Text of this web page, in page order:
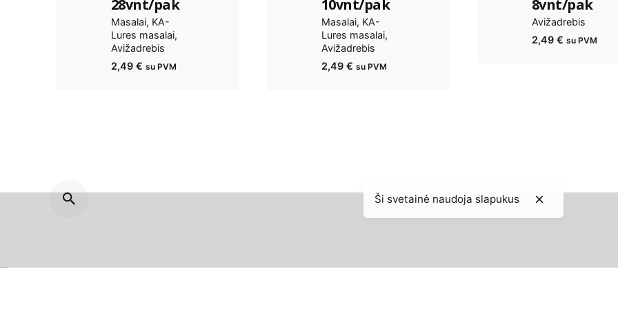
28vnt/pak
Masalai KA-
Lures masalai
Avižadrebis
2,49 € su PVM
10vnt/pak
Masalai KA-
Lures masalai
Avižadrebis
2,49 € su PVM
8vnt/pak
Avižadrebis
2,49 € su PVM
Ši svetainė naudoja slapukus